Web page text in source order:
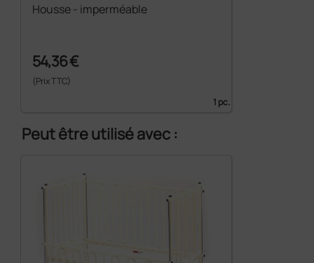
Housse - imperméable
54,36 €
(Prix TTC)
1 pc.
Peut être utilisé avec :